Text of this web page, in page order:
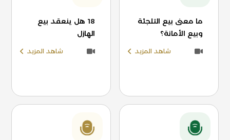
ما معنى بيع التلجئة
وبيع الأمانة؟
شاهد المزيد
18 هل ينعقد بيع
الهازل
شاهد المزيد